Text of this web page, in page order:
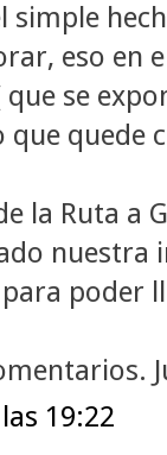
eso en
se
que quede
la Ruta a
poder
19:22